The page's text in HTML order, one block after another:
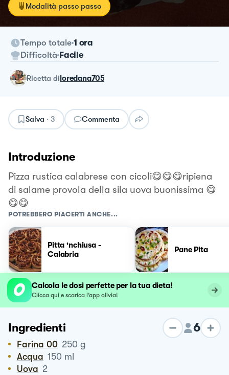
Modalità passo passo
Tempo totale 1 ora
Difficoltà Facile
ricetta diloredana705
Salva · 3 Commenta
Introduzione
Pizza rustica calabrese con cicoli😋😋😋ripiena
di salame provola della sila uova buonissima 😋
😋😋
POTREBBERO PIACERTI ANCHE...
Pitta 'nchiusa -
Calabria
Pane Pita
Calcola le dosi perfette per la tua dieta!
Clicca qui e scarica l’app olivia!
Ingredienti 6
Farina 00 250 g
Acqua 150 ml
Uova 2